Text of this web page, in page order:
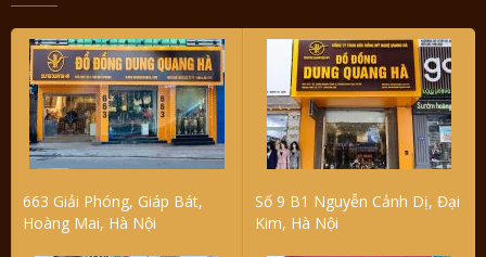
663 Giải Phóng, Giáp Bát,
Hoàng Mai, Hà Nội
Số 9 B1 Nguyễn Cảnh Dị, Đại
Kim, Hà Nội